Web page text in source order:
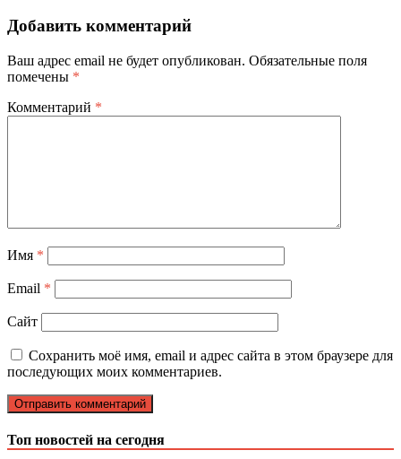
Добавить комментарий
Ваш адрес email не будет опубликован. Обязательные поля
помечены *
Комментарий *
Имя *
Email *
Сайт
Сохранить моё имя, email и адрес сайта в этом браузере для
последующих моих комментариев.
Топ новостей на сегодня